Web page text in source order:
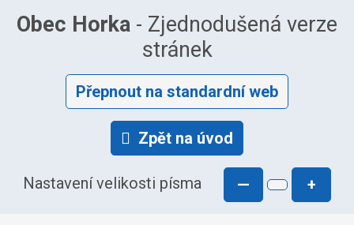
Obec Horka - Zjednodušená verze
stránek
Přepnout na standardní web
Zpět na úvod
Nastavení velikosti písma — +